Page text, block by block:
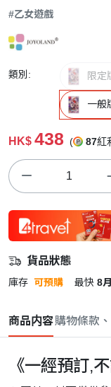
#乙女遊戲
類別: 限定
一般
HK$ 438 ( 87紅
貨品狀態
庫存 可預購 最快 8
商品内容購物條款
《一經預訂,